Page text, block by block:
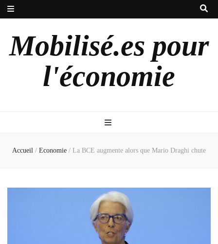
Mobilisé.es pour
l'économie
Accueil / Economie / La BCE augmente alors que Mario Draghi chute